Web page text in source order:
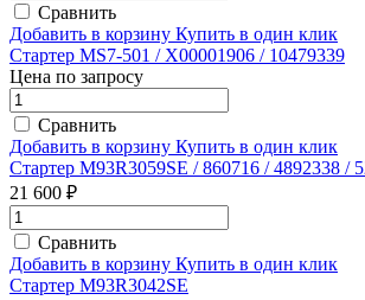
Сравнить
Добавить в корзину Купить в один клик
Стартер MS7-501 / X00001906 / 10479339
Цена по запросу
Сравнить
Добавить в корзину Купить в один клик
Стартер M93R3059SE / 860716 / 4892338 /
21 600 ₽
Сравнить
Добавить в корзину Купить в один клик
Стартер M93R3042SE